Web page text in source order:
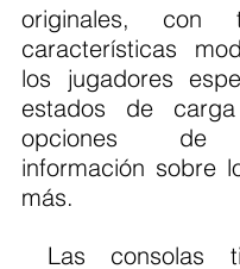
originales, con
características
los jugadores
estados de
opciones de
información sobre
más.